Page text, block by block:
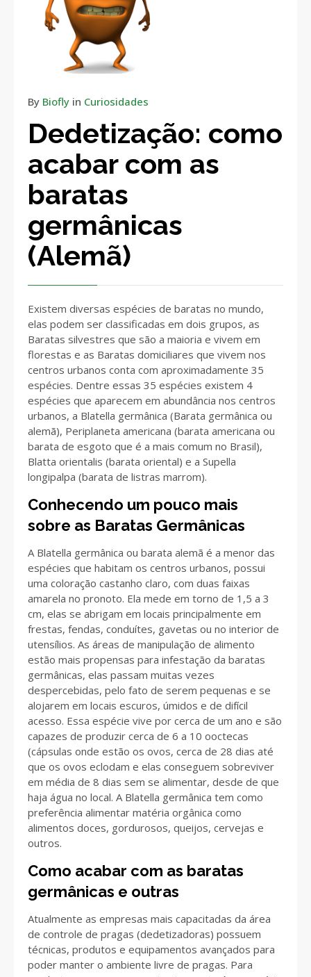
By Biofly in Curiosidades
Dedetização: como
acabar com as
baratas
germânicas
(Alemã)
Existem diversas espécies de baratas no mundo,
elas podem ser classificadas em dois grupos, as
Baratas silvestres que são a maioria e vivem em
florestas e as Baratas domiciliares que vivem nos
centros urbanos conta com aproximadamente 35
espécies. Dentre essas 35 espécies existem 4
espécies que aparecem em abundância nos centros
urbanos, a Blatella germânica (Barata germânica ou
alemã), Periplaneta americana (barata americana ou
barata de esgoto que é a mais comum no Brasil),
Blatta orientalis (barata oriental) e a Supella
longipalpa (barata de listras marrom).
Conhecendo um pouco mais
sobre as Baratas Germânicas
A Blatella germânica ou barata alemã é a menor das
espécies que habitam os centros urbanos, possui
uma coloração castanho claro, com duas faixas
amarela no pronoto. Ela mede em torno de 1,5 a 3
cm, elas se abrigam em locais principalmente em
frestas, fendas, conduítes, gavetas ou no interior de
utensílios. As áreas de manipulação de alimento
estão mais propensas para infestação da baratas
germânicas, elas passam muitas vezes
despercebidas, pelo fato de serem pequenas e se
alojarem em locais escuros, úmidos e de difícil
acesso. Essa espécie vive por cerca de um ano e são
capazes de produzir cerca de 6 a 10 ooctecas
(cápsulas onde estão os ovos, cerca de 28 dias até
que os ovos eclodam e elas conseguem sobreviver
em média de 8 dias sem se alimentar, desde de que
haja água no local. A Blatella germânica tem como
preferência alimentar matéria orgânica como
alimentos doces, gordurosos, queijos, cervejas e
outros.
Como acabar com as baratas
germânicas e outras
Atualmente as empresas mais capacitadas da área
de controle de pragas (dedetizadoras) possuem
técnicas, produtos e equipamentos avançados para
poder manter o ambiente livre de pragas. Para